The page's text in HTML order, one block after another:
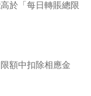
於「每日轉賬總限
額中扣除相應金